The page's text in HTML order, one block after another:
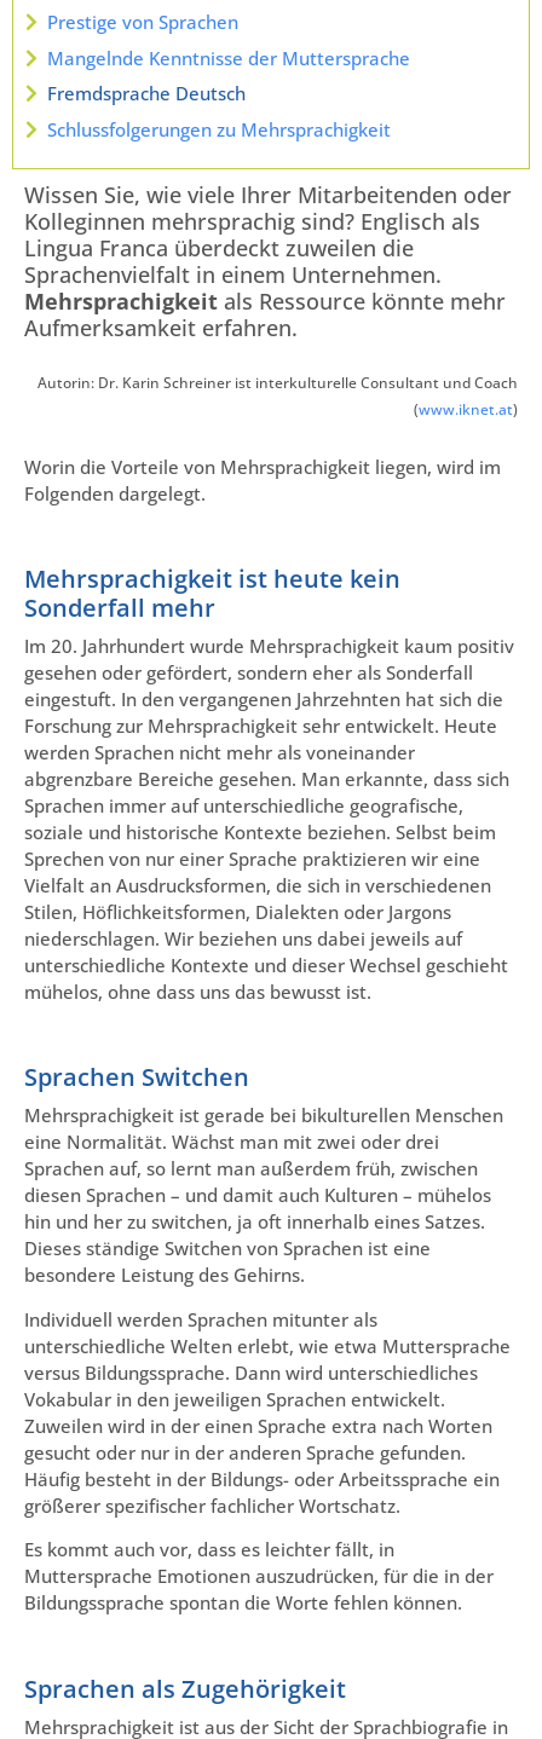
Prestige von Sprachen
Mangelnde Kenntnisse der Muttersprache
Fremdsprache Deutsch
Schlussfolgerungen zu Mehrsprachigkeit
Wissen Sie, wie viele Ihrer Mitarbeitenden oder
Kolleginnen mehrsprachig sind? Englisch als
Lingua Franca überdeckt zuweilen die
Sprachenvielfalt in einem Unternehmen.
Mehrsprachigkeit als Ressource könnte mehr
Aufmerksamkeit erfahren.
Autorin: Dr. Karin Schreiner ist interkulturelle Consultant und Coach
(www.iknet.at)
Worin die Vorteile von Mehrsprachigkeit liegen, wird im
Folgenden dargelegt.
Mehrsprachigkeit ist heute kein
Sonderfall mehr
Im 20. Jahrhundert wurde Mehrsprachigkeit kaum positiv
gesehen oder gefördert, sondern eher als Sonderfall
eingestuft. In den vergangenen Jahrzehnten hat sich die
Forschung zur Mehrsprachigkeit sehr entwickelt. Heute
werden Sprachen nicht mehr als voneinander
abgrenzbare Bereiche gesehen. Man erkannte, dass sich
Sprachen immer auf unterschiedliche geografische,
soziale und historische Kontexte beziehen. Selbst beim
Sprechen von nur einer Sprache praktizieren wir eine
Vielfalt an Ausdrucksformen, die sich in verschiedenen
Stilen, Höflichkeitsformen, Dialekten oder Jargons
niederschlagen. Wir beziehen uns dabei jeweils auf
unterschiedliche Kontexte und dieser Wechsel geschieht
mühelos, ohne dass uns das bewusst ist.
Sprachen Switchen
Mehrsprachigkeit ist gerade bei bikulturellen Menschen
eine Normalität. Wächst man mit zwei oder drei
Sprachen auf, so lernt man außerdem früh, zwischen
diesen Sprachen – und damit auch Kulturen – mühelos
hin und her zu switchen, ja oft innerhalb eines Satzes.
Dieses ständige Switchen von Sprachen ist eine
besondere Leistung des Gehirns.
Individuell werden Sprachen mitunter als
unterschiedliche Welten erlebt, wie etwa Muttersprache
versus Bildungssprache. Dann wird unterschiedliches
Vokabular in den jeweiligen Sprachen entwickelt.
Zuweilen wird in der einen Sprache extra nach Worten
gesucht oder nur in der anderen Sprache gefunden.
Häufig besteht in der Bildungs- oder Arbeitssprache ein
größerer spezifischer fachlicher Wortschatz.
Es kommt auch vor, dass es leichter fällt, in
Muttersprache Emotionen auszudrücken, für die in der
Bildungssprache spontan die Worte fehlen können.
Sprachen als Zugehörigkeit
Mehrsprachigkeit ist aus der Sicht der Sprachbiografie in